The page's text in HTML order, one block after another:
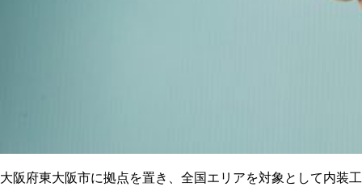
大阪府東大阪市に拠点を置き、全国エリアを対象として内装工